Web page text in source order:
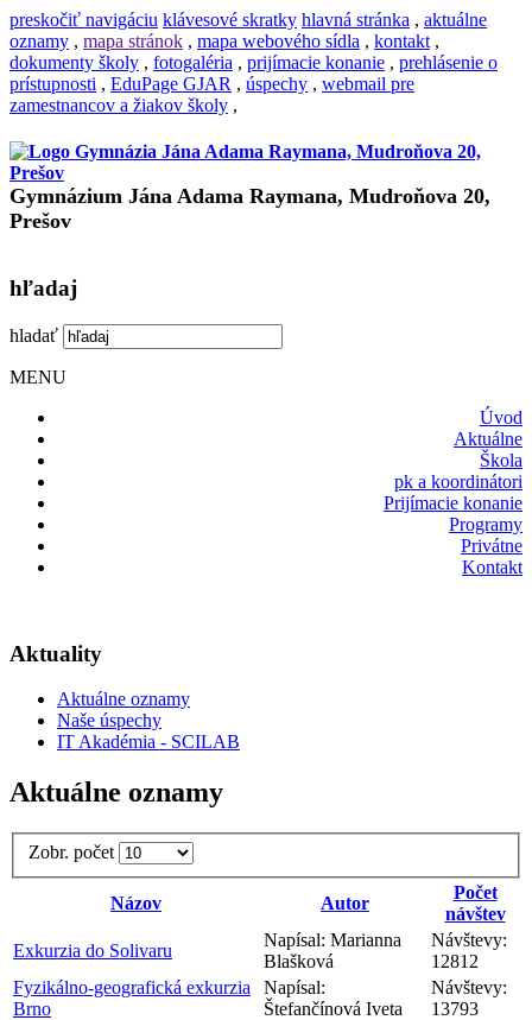
preskočiť navigáciu klávesové skratky hlavná stránka , aktuálne
oznamy , mapa stránok , mapa webového sídla , kontakt ,
dokumenty školy , fotogaléria , prijímacie konanie , prehlásenie o
prístupnosti , EduPage GJAR , úspechy , webmail pre
zamestnancov a žiakov školy ,
Gymnázium Jána Adama Raymana, Mudroňova 20,
Prešov
hľadaj
hladať
MENU
Úvod
Aktuálne
Škola
pk a koordinátori
Prijímacie konanie
Programy
Privátne
Kontakt
Aktuality
Aktuálne oznamy
Naše úspechy
IT Akadémia - SCILAB
Aktuálne oznamy
Zobr. počet
Názov Autor
Počet
návštev
Exkurzia do Solivaru
Napísal: Marianna
Blašková
Návštevy:
12812
Fyzikálno-geografická exkurzia
Brno
Napísal:
Štefančínová Iveta
Návštevy:
13793